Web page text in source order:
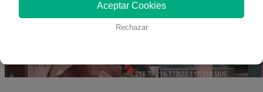
Aceptar Cookies
Rechazar